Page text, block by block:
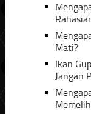
Mati?
Ikan
Jangan